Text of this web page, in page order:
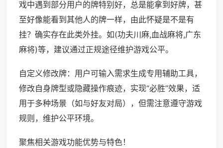
戏中遇到部分用户的牌特别好，总是能拿到好牌，甚
至好像能看到其他人的牌一样，由此怀疑是不是有
挂？确实存在此类外挂。如(功夫川麻,血战麻将,广东
麻将)等，建议通过正规途径维护游戏公平。
自定义修改牌：用户可输入需求生成专用辅助工具，
修改自身牌型或隐藏操作痕迹，实现“必胜”效果，适
用于多种场景（如与好友对局），但需注意遵守游戏
规则，维护公平环境。
聚焦相关游戏功能优势与特色！